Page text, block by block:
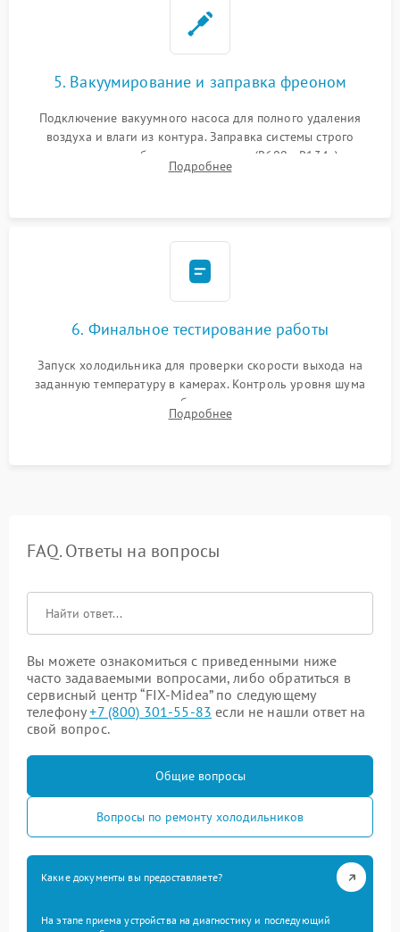
5. Вакуумирование и заправка фреоном
Подключение вакуумного насоса для полного удаления
воздуха и влаги из контура. Заправка системы строго
дозированным объемом хладагента (R600a, R134a) по
электронным весам. Контроль рабочего давления в системе.
Подробнее
6. Финальное тестирование работы
Запуск холодильника для проверки скорости выхода на
заданную температуру в камерах. Контроль уровня шума
компрессора, отсутствия обмерзания стенок и корректного
срабатывания системы автоматической оттайки.
Подробнее
FAQ. Ответы на вопросы
Вы можете ознакомиться с приведенными ниже
часто задаваемыми вопросами, либо обратиться в
сервисный центр “FIX-Midea” по следующему
телефону+7 (800) 301-55-83 если не нашли ответ на
свой вопрос.
Общие вопросы
Вопросы по ремонту холодильников
Какие документы вы предоставляете?
На этапе приема устройства на диагностику и последующий